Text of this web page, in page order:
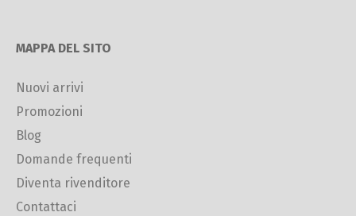
MAPPA DEL SITO
Nuovi arrivi
Promozioni
Blog
Domande frequenti
Diventa rivenditore
Contattaci